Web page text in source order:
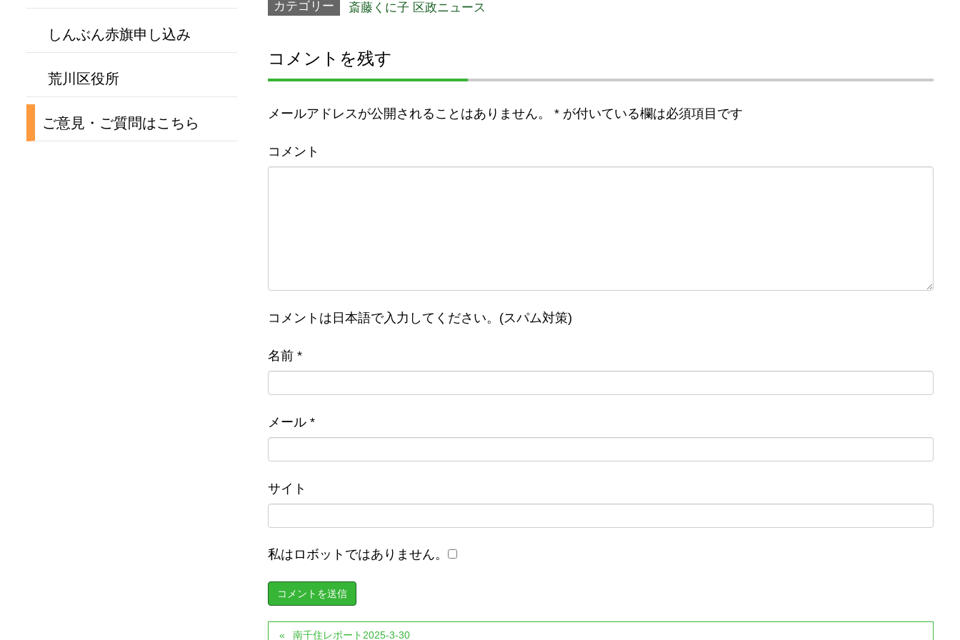
カテゴリー 斎藤くに子 区政ニュース
コメントを残す
メールアドレスが公開されることはありません。 * が付いている欄は必須項目です
コメント
コメントは日本語で入力してください。(スパム対策)
名前 *
メール *
サイト
私はロボットではありません。
南千住レポート2025-3-30
しんぶん赤旗申し込み
荒川区役所
ご意見・ご質問はこちら